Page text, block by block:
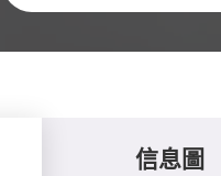
信息圖